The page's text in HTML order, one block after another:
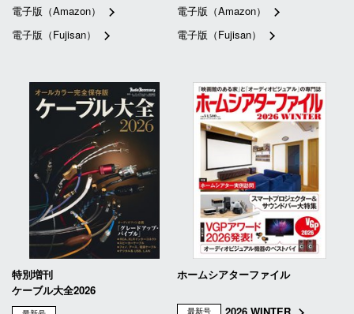
電子版（Amazon）
電子版（Fujisan）
電子版（Amazon）
電子版（Fujisan）
特別増刊
ケーブル大全2026
ホームシアターファイル
最新号
2026 WINTER